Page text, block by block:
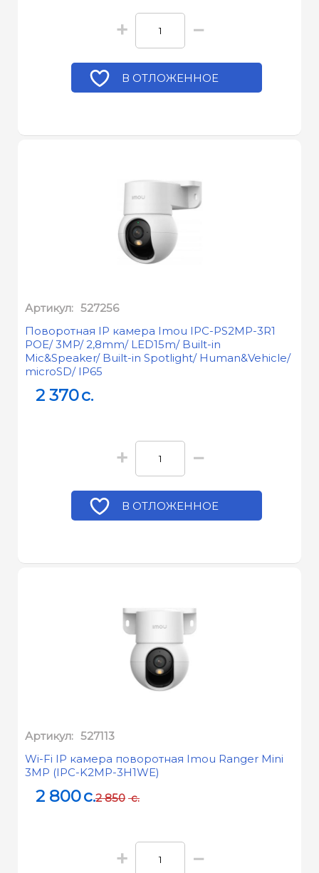
+ −
В ОТЛОЖЕННОЕ
Артикул: 527256
Поворотная IP камера Imou IPC-PS2MP-3R1
POE/ 3MP/ 2,8mm/ LED15m/ Built-in
Mic&Speaker/ Built-in Spotlight/ Human&Vehicle/
microSD/ IP65
2 370c.
+ −
В ОТЛОЖЕННОЕ
Артикул: 527113
Wi-Fi IP камера поворотная Imou Ranger Mini
3MP (IPC-K2MP-3H1WE)
2 800c.2 850 c.
+ −